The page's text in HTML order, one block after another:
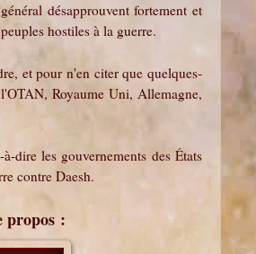
désapprouvent fortement et
hostiles à la guerre.
et pour n'en citer que quelques-
Royaume Uni, Allemagne,
dire les gouvernements des États
contre Daesh.
propos :